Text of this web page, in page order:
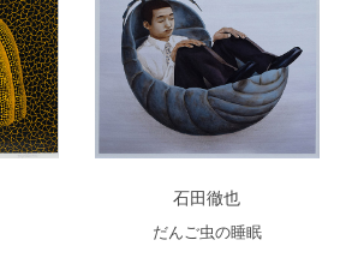
石田徹也
だんご虫の睡眠